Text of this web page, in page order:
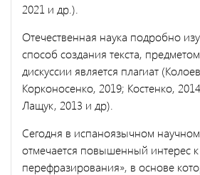
2021 и др.).
Отечественная наука подробно
способ создания текста,
дискуссии является плагиат
Корконосенко, 2019; Костенко,
Лащук, 2013 и др).
Сегодня в испаноязычном
отмечается повышенный интерес
перефразирования», в основе